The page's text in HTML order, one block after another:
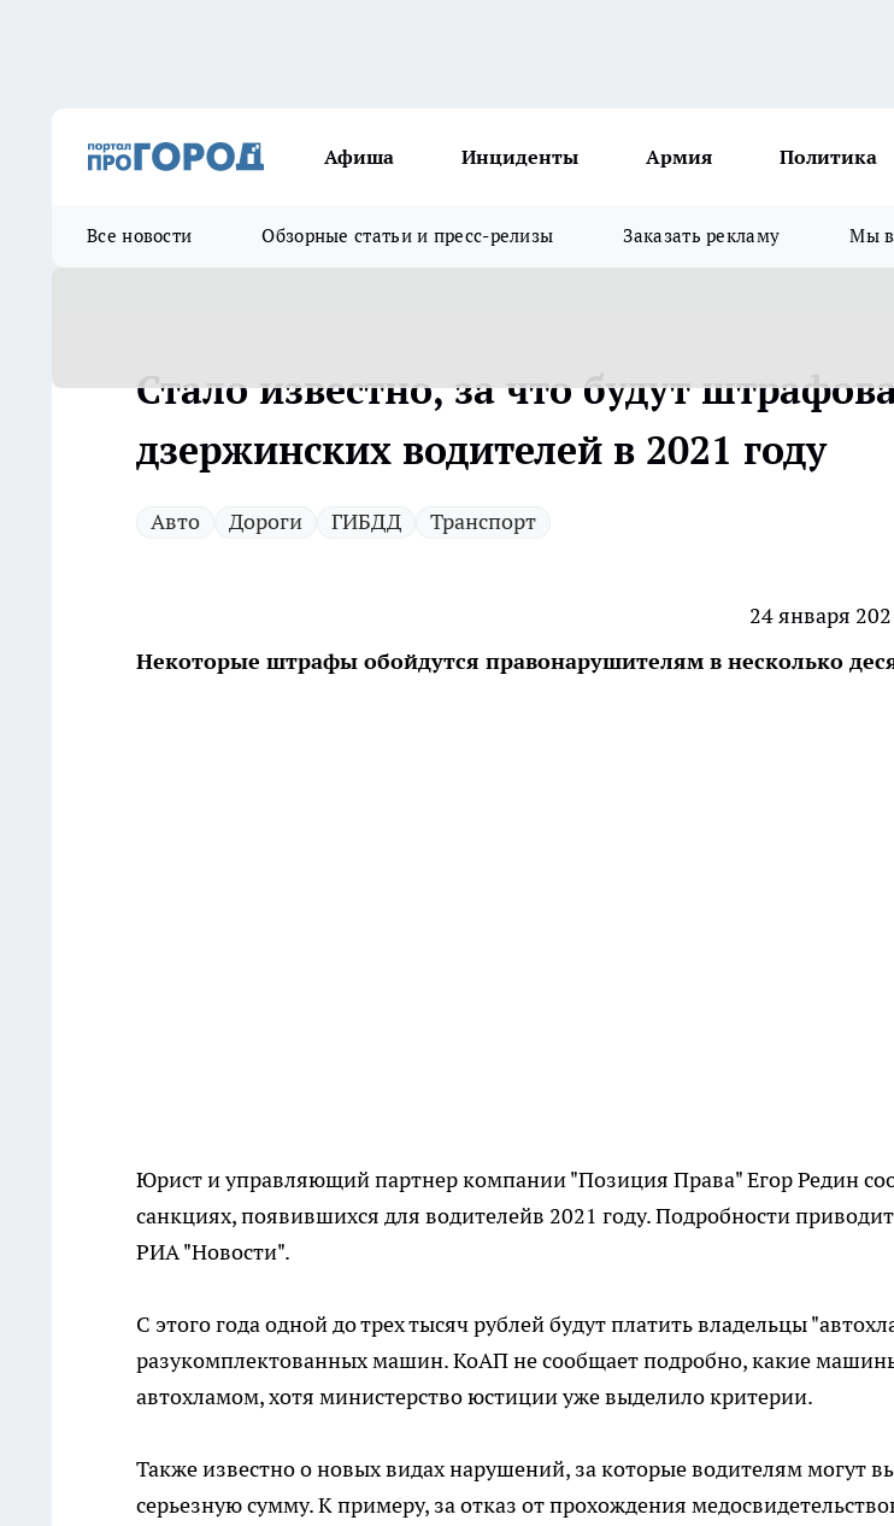
Афиша Инциденты Армия Политика
Все новости Обзорные статьи и пресс-релизы Заказать рекламу Мы в
Стало известно, за что будут
дзержинских водителей в 2021 году
Авто Дороги ГИБДД Транспорт
24 января
Некоторые штрафы обойдутся правонарушителям в несколько
Юрист и управляющий партнер компании "Позиция Права" Егор Редин
санкциях, появившихся для водителейв 2021 году. Подробности
РИА "Новости".
С этого года одной до трех тысяч рублей будут платить владельцы
разукомплектованных машин. КоАП не сообщает подробно, какие
автохламом, хотя министерство юстиции уже выделило критерии.
Также известно о новых видах нарушений, за которые водителям могут
серьезную сумму. К примеру, за отказ от прохождения